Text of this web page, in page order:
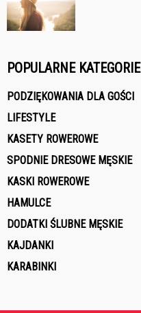
POPULARNE KATEGORIE
PODZIĘKOWANIA DLA GOŚCI
LIFESTYLE
KASETY ROWEROWE
SPODNIE DRESOWE MĘSKIE
KASKI ROWEROWE
HAMULCE
DODATKI ŚLUBNE MĘSKIE
KAJDANKI
KARABINKI